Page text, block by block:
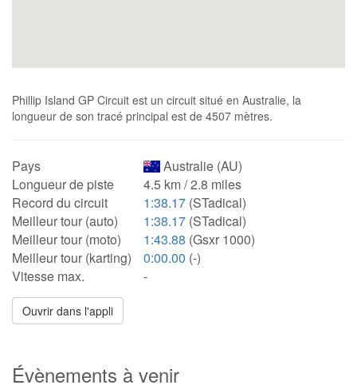
Phillip Island GP Circuit est un circuit situé en Australie, la
longueur de son tracé principal est de 4507 mètres.
Pays
Australie (AU)
Longueur de piste
4.5 km / 2.8 miles
Record du circuit
1:38.17 (STadical)
Meilleur tour (auto)
1:38.17 (STadical)
Meilleur tour (moto)
1:43.88 (Gsxr 1000)
Meilleur tour (karting)
0:00.00 (-)
Vitesse max.
-
Ouvrir dans l'appli
Évènements à venir